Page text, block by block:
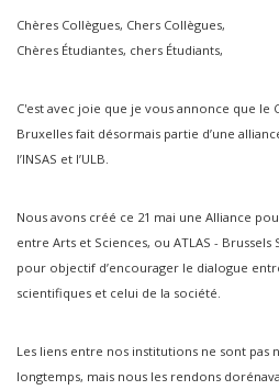
Chères Collègues, Chers Collègues,
Chères Étudiantes, chers Étudiants,
C'est avec joie que je vous annonce que le
Bruxelles fait désormais partie d’une
l’INSAS et l’ULB.
Nous avons créé ce 21 mai une Alliance
entre Arts et Sciences, ou ATLAS -
pour objectif d’encourager le dialogue
scientifiques et celui de la société.
Les liens entre nos institutions ne sont
longtemps, mais nous les rendons